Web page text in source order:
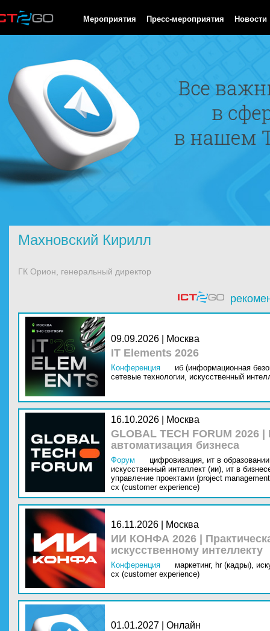
Мероприятия Пресс-мероприятия Новости
Махновский Кирилл
ГК Орион, генеральный директор
09.09.2026 | Москва
IT Elements 2026
Конференция
иб (информационная
сетевые технологии, искусственный
16.10.2026 | Москва
GLOBAL TECH FORUM
автоматизация бизнеса
Форум цифровизация, ит в
искусственный интеллект (ии), ит в
управление проектами (project
cx (customer experience)
16.11.2026 | Москва
ИИ КОНФА 2026 |
искусственному интеллекту
Конференция маркетинг, hr (кадры),
cx (customer experience)
01.01.2027 | Онлайн